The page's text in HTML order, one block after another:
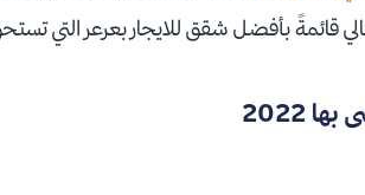
بأفضل شقق للايجار بعرعر التي تستحق